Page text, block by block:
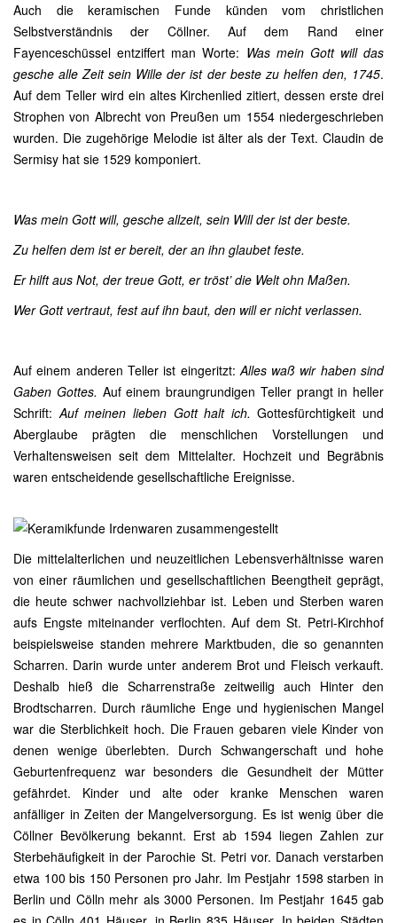
Auch die keramischen Funde künden vom christlichen
Selbstverständnis der Cöllner. Auf dem Rand einer
Fayenceschüssel entziffert man Worte: Was mein Gott will das
gesche alle Zeit sein Wille der ist der beste zu helfen den, 1745.
Auf dem Teller wird ein altes Kirchenlied zitiert, dessen erste drei
Strophen von Albrecht von Preußen um 1554 niedergeschrieben
wurden. Die zugehörige Melodie ist älter als der Text. Claudin de
Sermisy hat sie 1529 komponiert.
Was mein Gott will, gesche allzeit, sein Will der ist der beste.
Zu helfen dem ist er bereit, der an ihn glaubet feste.
Er hilft aus Not, der treue Gott, er tröst’ die Welt ohn Maßen.
Wer Gott vertraut, fest auf ihn baut, den will er nicht verlassen.
Auf einem anderen Teller ist eingeritzt:Alles waß wir haben sind
Gaben Gottes. Auf einem braungrundigen Teller prangt in heller
Schrift:Auf meinen lieben Gott halt ich. Gottesfürchtigkeit und
Aberglaube prägten die menschlichen Vorstellungen und
Verhaltensweisen seit dem Mittelalter. Hochzeit und Begräbnis
waren entscheidende gesellschaftliche Ereignisse.
Die mittelalterlichen und neuzeitlichen Lebensverhältnisse waren
von einer räumlichen und gesellschaftlichen Beengtheit geprägt,
die heute schwer nachvollziehbar ist. Leben und Sterben waren
aufs Engste miteinander verflochten. Auf dem St. Petri-Kirchhof
beispielsweise standen mehrere Marktbuden, die so genannten
Scharren. Darin wurde unter anderem Brot und Fleisch verkauft.
Deshalb hieß die Scharrenstraße zeitweilig auch Hinter den
Brodtscharren. Durch räumliche Enge und hygienischen Mangel
war die Sterblichkeit hoch. Die Frauen gebaren viele Kinder von
denen wenige überlebten. Durch Schwangerschaft und hohe
Geburtenfrequenz war besonders die Gesundheit der Mütter
gefährdet. Kinder und alte oder kranke Menschen waren
anfälliger in Zeiten der Mangelversorgung. Es ist wenig über die
Cöllner Bevölkerung bekannt. Erst ab 1594 liegen Zahlen zur
Sterbehäufigkeit in der Parochie St. Petri vor. Danach verstarben
etwa 100 bis 150 Personen pro Jahr. Im Pestjahr 1598 starben in
Berlin und Cölln mehr als 3000 Personen. Im Pestjahr 1645 gab